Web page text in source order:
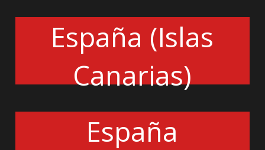
España (Islas
Canarias)
España
27.29€
Adaptador de goma para hc / 913 kit de enfriamiento.